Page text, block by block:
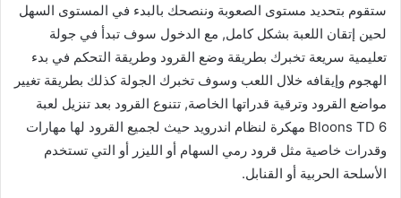
ستقوم بتحديد مستوى الصعوبة وننصحك بالبدء في المستوى السهل
لحين إتقان اللعبة بشكل كامل, مع الدخول سوف تبدأ في جولة
تعليمية سريعة تخبرك بطريقة وضع القرود وطريقة التحكم في بدء
الهجوم وإيقافه خلال اللعب وسوف تخبرك الجولة كذلك بطريقة تغيير
مواضع القرود وترقية قدراتها الخاصة, تتنوع القرود بعد تنزيل لعبة
Bloons TD 6 مهكرة لنظام اندرويد حيث لجميع القرود لها مهارات
وقدرات خاصية مثل قرود رمي السهام أو الليزر أو التي تستخدم
الأسلحة الحربية أو القنابل.